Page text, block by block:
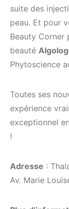
suite des
peau. Et pour
Beauty Corner
beauté
Phytoscience
Toutes ses
expérience
exceptionnel
!
Adresse :
Av. Marie